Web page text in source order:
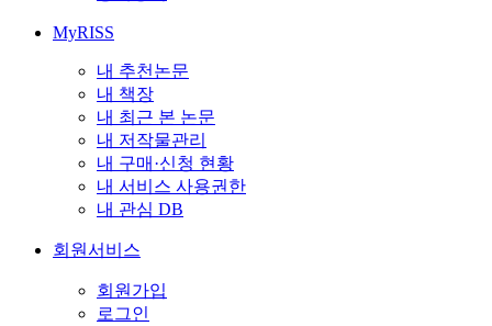
MyRISS
내 추천논문
내 책장
내 최근 본 논문
내 저작물관리
내 구매·신청 현황
내 서비스 사용권한
내 관심 DB
회원서비스
회원가입
로그인